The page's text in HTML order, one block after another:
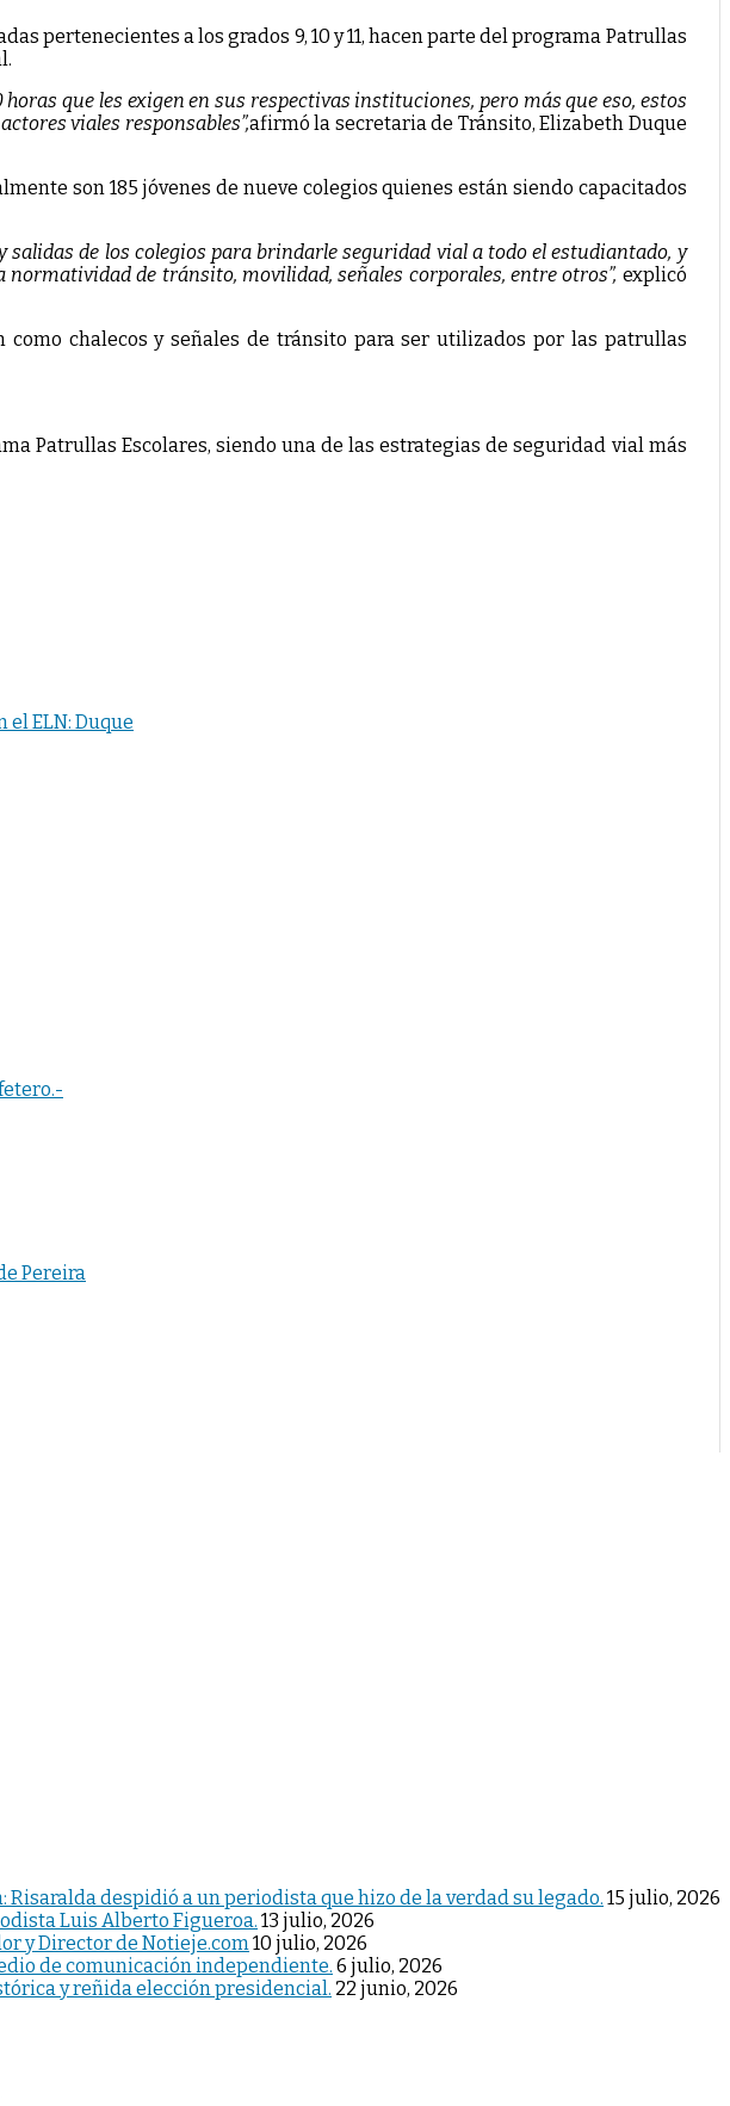
pertenecientes a los grados 9, 10 y 11, hacen parte del programa Patrullas
que les exigen en sus respectivas instituciones, pero más que eso, estos
viales responsables”,afirmó la secretaria de Tránsito, Elizabeth Duque
son 185 jóvenes de nueve colegios quienes están siendo capacitados
salidas de los colegios para brindarle seguridad vial a todo el estudiantado, y
de tránsito, movilidad, señales corporales, entre otros”, explicó
chalecos y señales de tránsito para ser utilizados por las patrullas
Patrullas Escolares, siendo una de las estrategias de seguridad vial más
el ELN: Duque
Pereira
despidió a un periodista que hizo de la verdad su legado. 15 julio, 2026
Luis Alberto Figueroa. 13 julio, 2026
y Director de Notieje.com 10 julio, 2026
de comunicación independiente. 6 julio, 2026
y reñida elección presidencial. 22 junio, 2026